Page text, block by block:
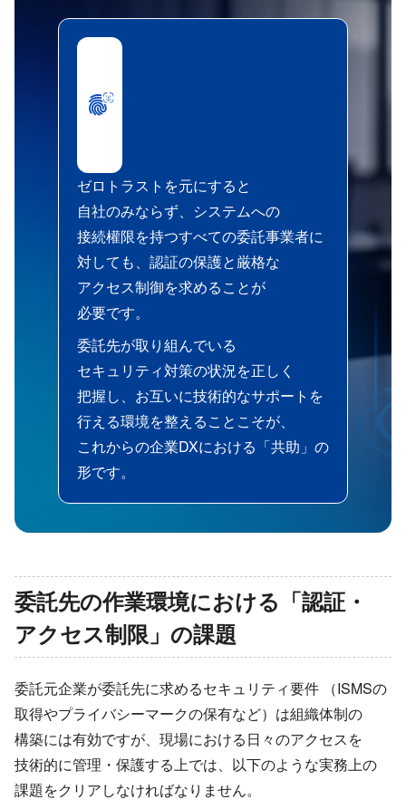
ゼロトラストを​元に​すると​
自社のみならず、​システムへの​
接続權限を​持つ​すべての​委託事業者に​
対しても、​認証の​保護と​厳格な​
アクセス制御を​求める​ことが​
必要です。
委託先が​取り​組んでいる​
セキュリティ対策の​状況を​正しく​
把握し、​お互いに​技術的な​サポートを​
行える​環境を​整える​ことこそが、​
これからの​企業DXに​おける​「共助」の​
形です。
委託先の​作業環境に​おける​「認証・
アクセス制限」の​課題
委託元企業が​委託先に​求める​セキュリティ要件 ​（ISMSの​
取得や​プライバシーマークの​保有など）は​組織体制の​
構築には​有効ですが、​現場に​おける​日々の​アクセスを​
技術的に​管理・保護する​上では、​以下のような​実務上の​
課題を​クリアしなければなりません。